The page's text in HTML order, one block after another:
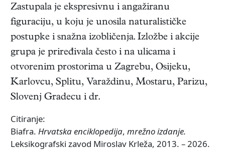
Zastupala je ekspresivnu i angažiranu
figuraciju, u koju je unosila naturalističke
postupke i snažna izobličenja. Izložbe i akcije
grupa je priređivala često i na ulicama i
otvorenim prostorima u Zagrebu, Osijeku,
Karlovcu, Splitu, Varaždinu, Mostaru, Parizu,
Slovenj Gradecu i dr.
Citiranje:
Biafra. Hrvatska enciklopedija, mrežno izdanje.
Leksikografski zavod Miroslav Krleža, 2013. – 2026.